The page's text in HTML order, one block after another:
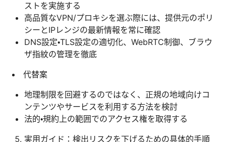
ストを実施する
高品質なVPN/プロキシを選ぶ際には、提供元のポリ
シーとIPレンジの最新情報を常に確認
DNS設定・TLS設定の適切化、WebRTC制御、ブラウ
ザ指紋の管理を徹底
代替案
地理制限を回避するのではなく、正規の地域向けコ
ンテンツやサービスを利用する方法を検討
法的・規約上の範囲でのアクセス権を取得する
実用ガイド：検出リスクを下げるための具体的手順